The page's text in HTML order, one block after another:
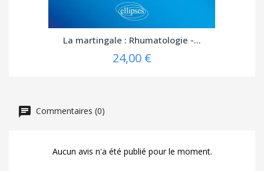
La martingale : Rhumatologie -...
24,00 €
Commentaires (0)
Aucun avis n'a été publié pour le moment.